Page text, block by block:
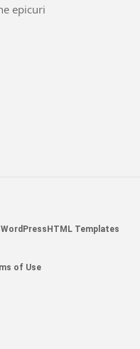
epicuri
WordPress HTML Templates
of Use